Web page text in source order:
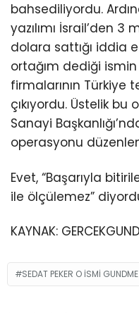
bahsediliyordu.
yazılımı İsrail’den
dolara sattığı iddia
ortağım dediği
firmalarının
çıkıyordu. Üstelik
Sanayi
operasyonu
Evet, “Başarıyla
ile ölçülemez”
KAYNAK:
SEDAT PEKER O ISMI